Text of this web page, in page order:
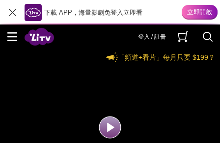
下載 APP，海量影劇免登入立即看
登入 / 註冊
「頻道+看片」每月只要 $199？